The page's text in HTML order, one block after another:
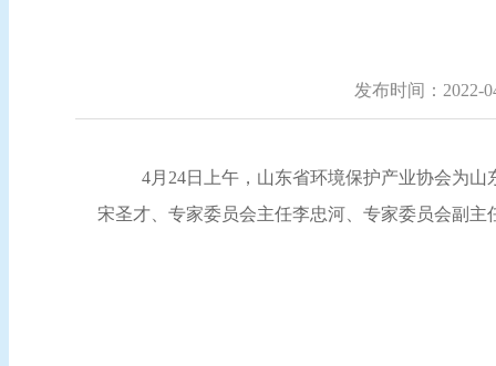
发布时间：2022-
4月24日上午，山东省环境保护产业协会为
宋圣才、专家委员会主任李忠河、专家委员会副